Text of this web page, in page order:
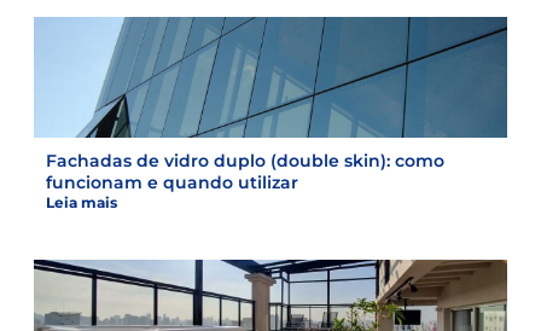
Fachadas de vidro duplo (double skin): como
funcionam e quando utilizar
Leia mais